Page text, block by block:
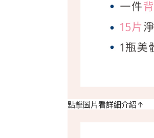
點擊圖片看詳細介紹↑